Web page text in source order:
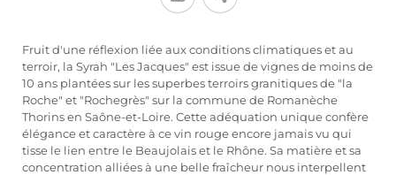
Fruit d'une réflexion liée aux conditions climatiques et au
terroir, la Syrah "Les Jacques" est issue de vignes de moins de
10 ans plantées sur les superbes terroirs granitiques de "la
Roche" et "Rochegrès" sur la commune de Romanèche
Thorins en Saône-et-Loire. Cette adéquation unique confère
élégance et caractère à ce vin rouge encore jamais vu qui
tisse le lien entre le Beaujolais et le Rhône. Sa matière et sa
concentration alliées à une belle fraîcheur nous interpellent